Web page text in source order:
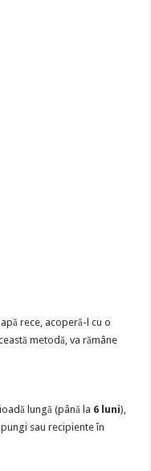
rece, acoperă-l cu o
metodă, va rămâne
lungă (până la 6 luni),
sau recipiente în